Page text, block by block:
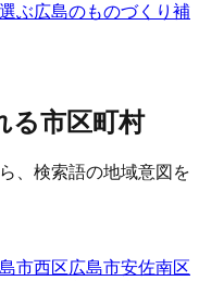
ぶ広島のものづくり補
る市区町村
、検索語の地域意図を
市西区広島市安佐南区